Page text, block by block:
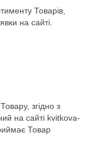
Товарів,
на сайті.
згідно з
на сайті kvitkova-
Товар